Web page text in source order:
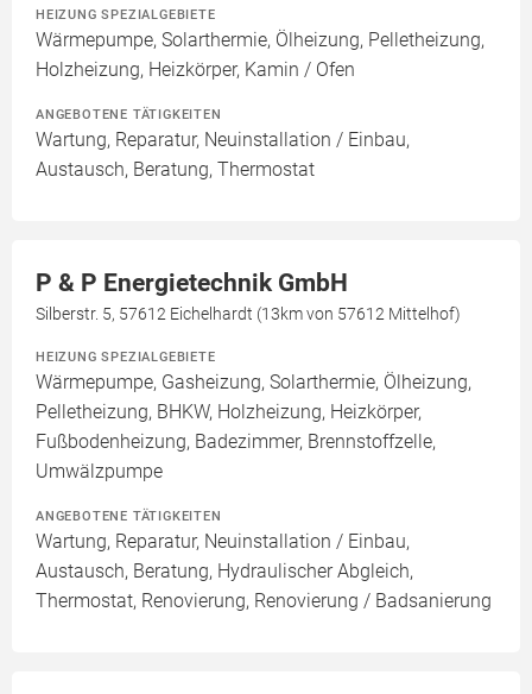
HEIZUNG SPEZIALGEBIETE
Wärmepumpe, Solarthermie, Ölheizung, Pelletheizung,
Holzheizung, Heizkörper, Kamin / Ofen
ANGEBOTENE TÄTIGKEITEN
Wartung, Reparatur, Neuinstallation / Einbau,
Austausch, Beratung, Thermostat
P & P Energietechnik GmbH
Silberstr. 5, 57612 Eichelhardt (13km von 57612 Mittelhof)
HEIZUNG SPEZIALGEBIETE
Wärmepumpe, Gasheizung, Solarthermie, Ölheizung,
Pelletheizung, BHKW, Holzheizung, Heizkörper,
Fußbodenheizung, Badezimmer, Brennstoffzelle,
Umwälzpumpe
ANGEBOTENE TÄTIGKEITEN
Wartung, Reparatur, Neuinstallation / Einbau,
Austausch, Beratung, Hydraulischer Abgleich,
Thermostat, Renovierung, Renovierung / Badsanierung